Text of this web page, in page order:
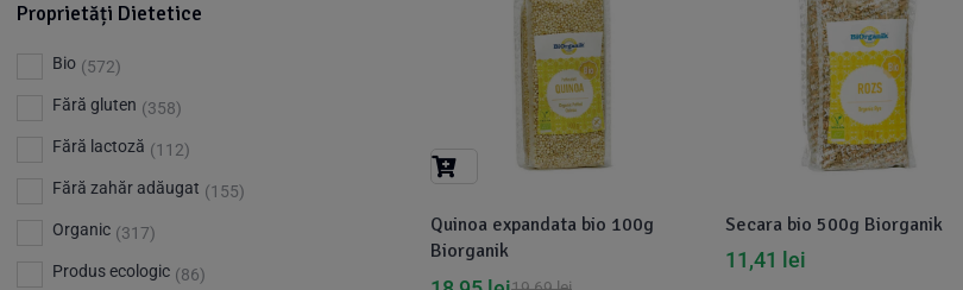
Argileo (3)
Aries (3)
Aromandise
(83)
Barkleys (1)
Benjamissimo (25)
Bettr (80)
Big Nature (23)
Proprietăți Dietetice
Bio (572)
Fără gluten (358)
Fără lactoză (112)
Fără zahăr adăugat (155)
Organic (317)
Produs ecologic (86)
Quinoa expandata bio 100g
Biorganik
Secara bio 500g Biorganik
11,41 lei